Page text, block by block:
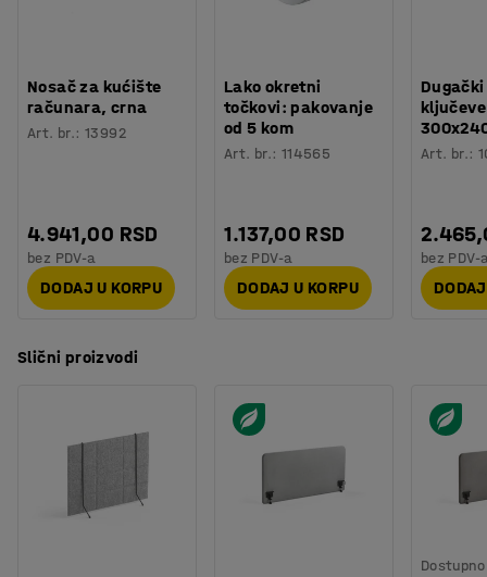
Nosač za kućište
računara, crna
Art. br.:13992
4.941,00 RSD
bez PDV-a
DODAJ U KORPU
Lako okretni
točkovi: pakovanje
od 5 kom
Art. br.: 114565
1.137,00 RSD
bez PDV-a
DODAJ U KORPU
Art. br.:
bez PDV-
Slični proizvodi